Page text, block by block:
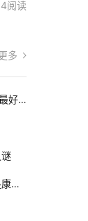
阅读
多
好
复